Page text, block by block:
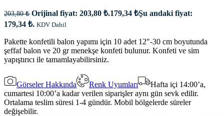
203,80₺ Orijinal fiyat: 203,80 ₺.179,34 ₺Şu andaki fiyat:
179,34 ₺. KDV Dahil
Pakette konfetili balon yapımı için 10 adet 12″-30 cm boyutunda
şeffaf balon ve 20 gr menekşe konfeti bulunur. Konfeti ve sim
yapıştırıcı ile tamamlayabilirsiniz.
Görseler Hakkında Renk Uyumları
Hafta içi 14:00’a,
cumartesi 10:00’a kadar verilen siparişler aynı gün sevk edilir.
Ortalama teslim süresi 1-4 gündür. Mobil bölgelerde süreler
değişebilir.